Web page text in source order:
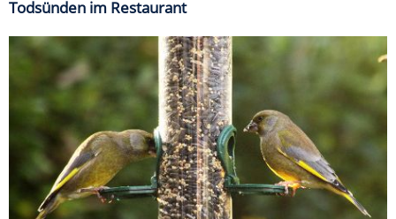
Todsünden im Restaurant